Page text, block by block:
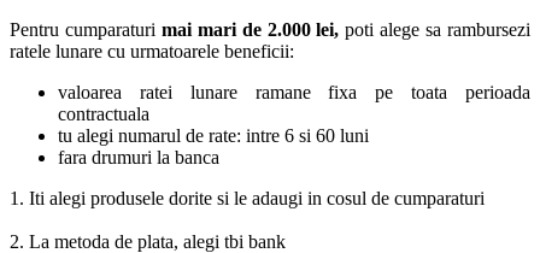
Pentru cumparaturi mai mari de 2.000 lei, poti alege sa rambursezi
ratele lunare cu urmatoarele beneficii:
valoarea ratei lunare ramane fixa pe toata perioada
contractuala
tu alegi numarul de rate: intre 6 si 60 luni
fara drumuri la banca
1. Iti alegi produsele dorite si le adaugi in cosul de cumparaturi
2. La metoda de plata, alegi tbi bank